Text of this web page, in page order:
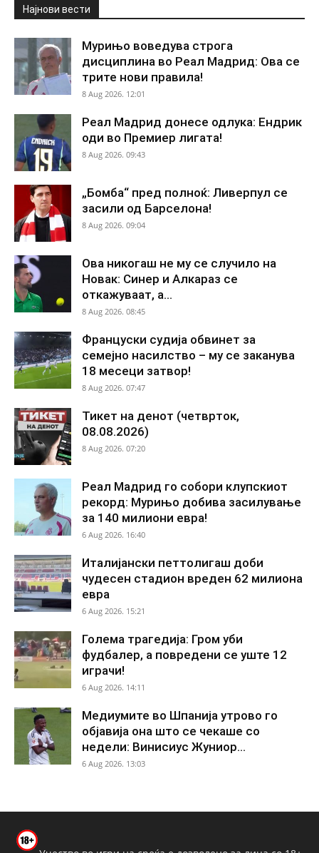
Најнови вести
Мурињо воведува строга
дисциплина во Реал Мадрид: Ова се
трите нови правила!
8 Aug 2026. 12:01
Реал Мадрид донесе одлука: Ендрик
оди во Премиер лигата!
8 Aug 2026. 09:43
„Бомба“ пред полноќ: Ливерпул се
засили од Барселона!
8 Aug 2026. 09:04
Ова никогаш не му се случило на
Новак: Синер и Алкараз се
откажуваат, а...
8 Aug 2026. 08:45
Француски судија обвинет за
семејно насилство – му се заканува
18 месеци затвор!
8 Aug 2026. 07:47
Тикет на денот (четврток,
08.08.2026)
8 Aug 2026. 07:20
Реал Мадрид го собори клупскиот
рекорд: Мурињо добива засилување
за 140 милиони евра!
6 Aug 2026. 16:40
Италијански петтолигаш доби
чудесен стадион вреден 62 милиона
евра
6 Aug 2026. 15:21
Голема трагедија: Гром уби
фудбалер, а повредени се уште 12
играчи!
6 Aug 2026. 14:11
Медиумите во Шпанија утрово го
објавија она што се чекаше со
недели: Винисиус Жуниор...
6 Aug 2026. 13:03